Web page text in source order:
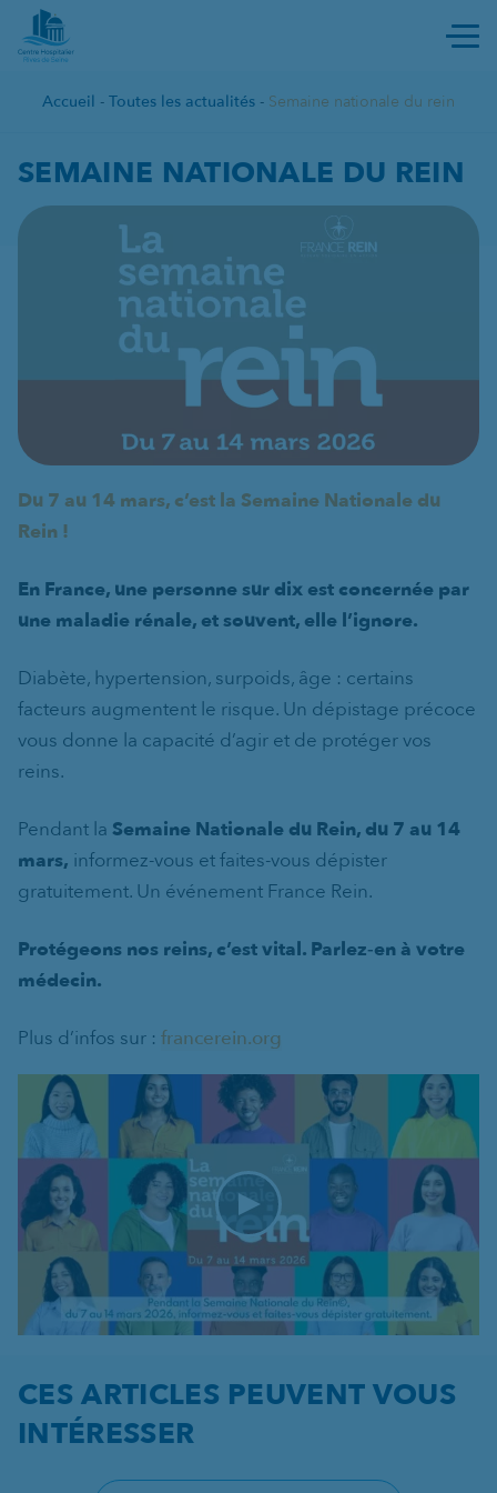
Accueil - Toutes les actualités - Semaine nationale du rein
SEMAINE NATIONALE DU REIN
Du 7 au 14 mars, c’est la Semaine Nationale du
Rein !
En France, une personne sur dix est concernée par
une maladie rénale, et souvent, elle l’ignore.
Diabète, hypertension, surpoids, âge : certains
facteurs augmentent le risque. Un dépistage précoce
vous donne la capacité d’agir et de protéger vos
reins.
Pendant la Semaine Nationale du Rein, du 7 au 14
mars, informez-vous et faites-vous dépister
gratuitement. Un événement France Rein.
Protégeons nos reins, c’est vital. Parlez‑en à votre
médecin.
Plus d’infos sur : francerein.org
CES ARTICLES PEUVENT VOUS
INTÉRESSER